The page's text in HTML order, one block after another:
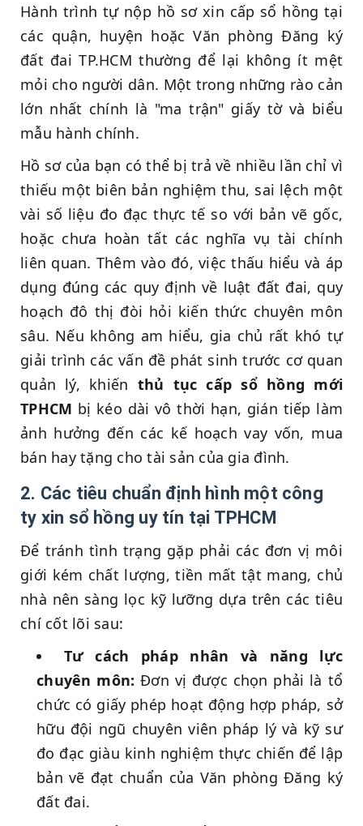
Hành trình tự nộp hồ sơ xin cấp sổ hồng tại
các quận, huyện hoặc Văn phòng Đăng ký
đất đai TP.HCM thường để lại không ít mệt
mỏi cho người dân. Một trong những rào cản
lớn nhất chính là "ma trận" giấy tờ và biểu
mẫu hành chính.
Hồ sơ của bạn có thể bị trả về nhiều lần chỉ vì
thiếu một biên bản nghiệm thu, sai lệch một
vài số liệu đo đạc thực tế so với bản vẽ gốc,
hoặc chưa hoàn tất các nghĩa vụ tài chính
liên quan. Thêm vào đó, việc thấu hiểu và áp
dụng đúng các quy định về luật đất đai, quy
hoạch đô thị đòi hỏi kiến thức chuyên môn
sâu. Nếu không am hiểu, gia chủ rất khó tự
giải trình các vấn đề phát sinh trước cơ quan
quản lý, khiến thủ tục cấp sổ hồng mới
TPHCM bị kéo dài vô thời hạn, gián tiếp làm
ảnh hưởng đến các kế hoạch vay vốn, mua
bán hay tặng cho tài sản của gia đình.
2. Các tiêu chuẩn định hình một công
ty xin sổ hồng uy tín tại TPHCM
Để tránh tình trạng gặp phải các đơn vị môi
giới kém chất lượng, tiền mất tật mang, chủ
nhà nên sàng lọc kỹ lưỡng dựa trên các tiêu
chí cốt lõi sau:
Tư cách pháp nhân và năng lực
chuyên môn: Đơn vị được chọn phải là tổ
chức có giấy phép hoạt động hợp pháp, sở
hữu đội ngũ chuyên viên pháp lý và kỹ sư
đo đạc giàu kinh nghiệm thực chiến để lập
bản vẽ đạt chuẩn của Văn phòng Đăng ký
đất đai.